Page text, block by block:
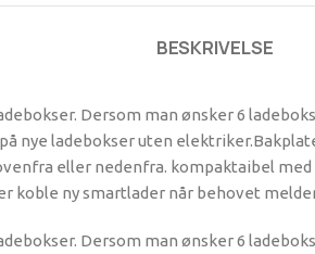
BESKRIVELSE
Dersom man ønsker 6
nye ladebokser uten
eller nedenfra. kompaktaibel
koble ny smartlader når behovet
Dersom man ønsker 6